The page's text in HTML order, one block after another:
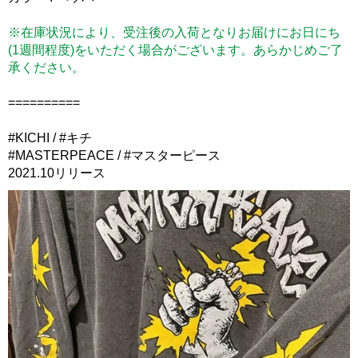
※在庫状況により、受注後の入荷となりお届けにお日にち
(1週間程度)をいただく場合がございます。あらかじめご了
承ください。
==========
#KICHI / #キチ
#MASTERPEACE / #マスターピース
2021.10リリース